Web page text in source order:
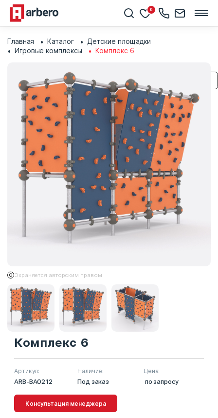
0
Главная Каталог
Детские площадки
Игровые комплексы
Комплекс 6
Охраняется авторским правом
Комплекс 6
Артикул:
ARB-BA0212
Наличие:
Под заказ
Цена:
по запросу
Консультация менеджера